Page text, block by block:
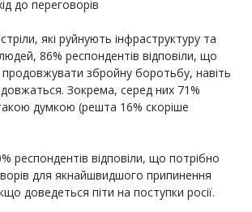
до переговорів
які руйнують інфраструктуру та
86% респондентів відповіли, що
збройну боротьбу, навіть
Зокрема, серед них 71%
думкою (решта 16% скоріше
респондентів відповіли, що потрібно
для якнайшвидшого припинення
доведеться піти на поступки росії.